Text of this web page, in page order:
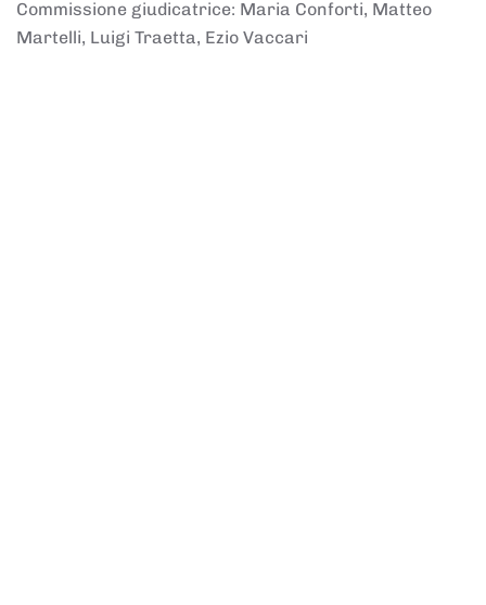
Commissione giudicatrice: Maria Conforti, Matteo
Martelli, Luigi Traetta, Ezio Vaccari